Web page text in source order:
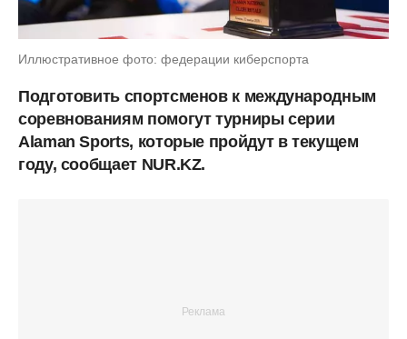
Иллюстративное фото: федерации киберспорта
Подготовить спортсменов к международным
соревнованиям помогут турниры серии
Alaman Sports, которые пройдут в текущем
году, сообщает NUR.KZ.